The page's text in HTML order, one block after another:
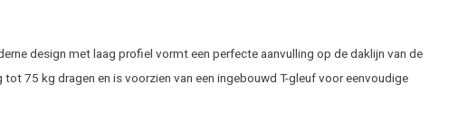
design met laag profiel vormt een perfecte aanvulling op de daklijn van de
75 kg dragen en is voorzien van een ingebouwd T-gleuf voor eenvoudige